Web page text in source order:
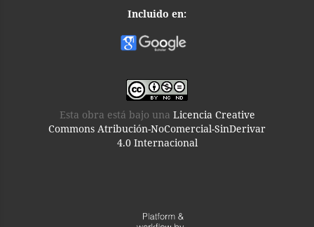
Incluido en:
Esta obra está bajo una Licencia Creative
Commons Atribución-NoComercial-SinDerivar
4.0 Internacional